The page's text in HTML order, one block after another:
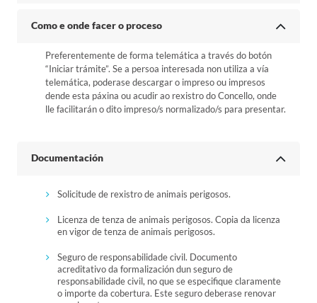
Como e onde facer o proceso
Preferentemente de forma telemática a través do botón
“Iniciar trámite”. Se a persoa interesada non utiliza a vía
telemática, poderase descargar o impreso ou impresos
dende esta páxina ou acudir ao rexistro do Concello, onde
lle facilitarán o dito impreso/s normalizado/s para presentar.
Documentación
Solicitude de rexistro de animais perigosos.
Licenza de tenza de animais perigosos. Copia da licenza
en vigor de tenza de animais perigosos.
Seguro de responsabilidade civil. Documento
acreditativo da formalización dun seguro de
responsabilidade civil, no que se especifique claramente
o importe da cobertura. Este seguro deberase renovar